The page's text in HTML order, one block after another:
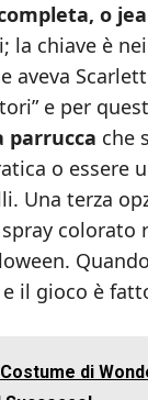
o
la chiave è
aveva
e per
parrucca che
o essere
Una terza
colorato
il gioco è
Costume di